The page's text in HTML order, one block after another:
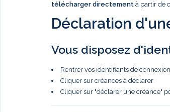
télécharger directement à partir de
Déclaration
Vous disposez
Rentrer vos identifiants de
Cliquer sur créances à déclarer
Cliquer sur "déclarer une créance"